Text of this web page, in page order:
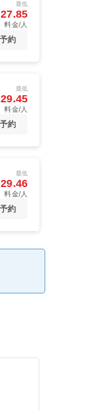
最低
料金/人
予約
最低
料金/人
予約
最低
料金/人
予約